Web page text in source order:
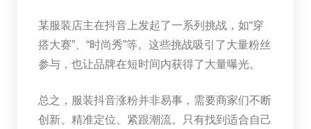
某服装店主在抖音上发起了一系列挑战，如“穿
搭大赛”、“时尚秀”等。这些挑战吸引了大量粉丝
参与，也让品牌在短时间内获得了大量曝光。
总之，服装抖音涨粉并非易事，需要商家们不断
创新、精准定位、紧跟潮流。只有找到适合自己